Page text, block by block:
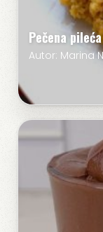
Pečena
Autor: Marina